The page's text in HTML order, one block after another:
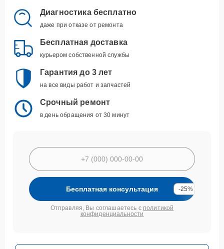
Диагностика бесплатно
даже при отказе от ремонта
Бесплатная доставка
курьером собственной службы
Гарантия до 3 лет
на все виды работ и запчастей
Срочный ремонт
в день обращения от 30 минут
Бесплатная консультация -25%
Отправляя, Вы соглашаетесь с политикой
конфиденциальности